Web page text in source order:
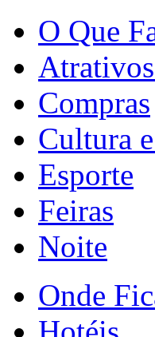
O Que
Compras
Cultura
Esporte
Feiras
Noite
Onde